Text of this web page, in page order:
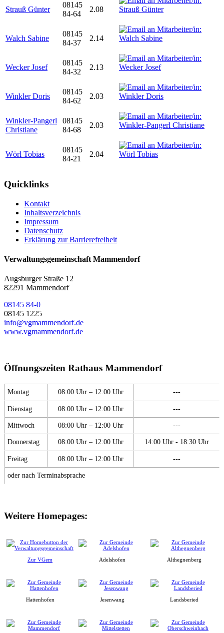
Strauß Günter
08145
84-64
2.08
Walch Sabine
08145
84-37
2.14
Wecker Josef
08145
84-32
2.13
Winkler Doris
08145
84-62
2.03
Winkler-Pangerl
Christiane
08145
84-68
2.03
Wörl Tobias
08145
84-21
2.04
Quicklinks
Kontakt
Inhaltsverzeichnis
Impressum
Datenschutz
Erklärung zur Barrierefreiheit
Verwaltungsgemeinschaft Mammendorf
Augsburger Straße 12
82291 Mammendorf
08145 84-0
08145 1225
info@vgmammendorf.de
www.vgmammendorf.de
Öffnungszeiten Rathaus Mammendorf
Montag 08:00 Uhr – 12:00 Uhr ---
Dienstag 08:00 Uhr – 12:00 Uhr ---
Mittwoch 08:00 Uhr – 12:00 Uhr ---
Donnerstag 08:00 Uhr – 12:00 Uhr 14:00 Uhr - 18:30 Uhr
Freitag 08:00 Uhr – 12:00 Uhr ---
oder nach Terminabsprache
Weitere Homepages:
Zur VGem Adelshofen Althegnenberg
Hattenhofen Jesenwang Landsberied